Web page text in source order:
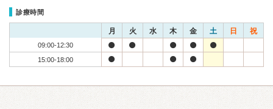
診療時間
月 火 水 木 金 土 日 祝
09:00-12:30
15:00-18:00